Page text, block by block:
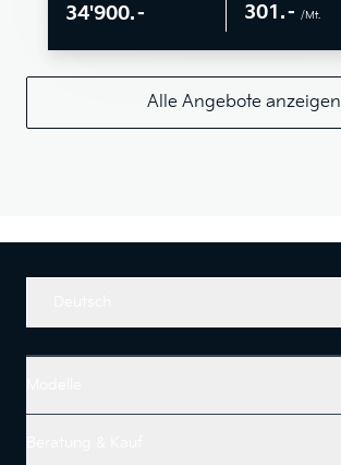
34'900.– 301.– /Mt.
Alle Angebote anzeigen